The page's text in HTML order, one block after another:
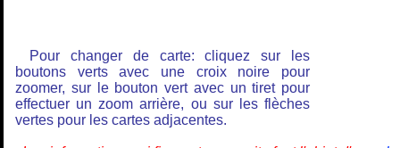
Pour changer de carte: cliquez sur les
boutons verts avec une croix noire pour
zoomer, sur le bouton vert avec un tiret pour
effectuer un zoom arrière, ou sur les flèches
vertes pour les cartes adjacentes.